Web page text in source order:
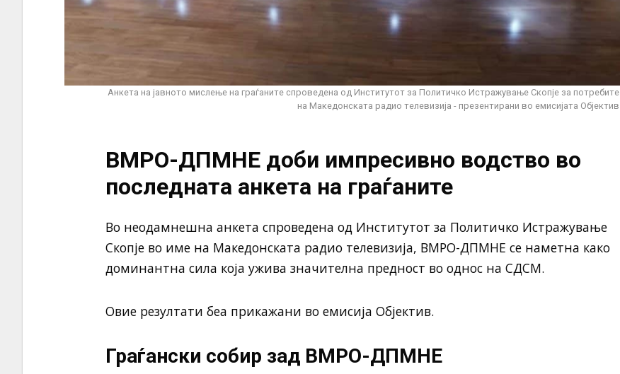
Анкета на јавното мислење на граѓаните спроведена од Институтот за Политичко Истражување Скопје за потребите
на Македонската радио телевизија - презентирани во емисијата Објектив
ВМРО-ДПМНЕ доби импресивно водство во
последната анкета на граѓаните
Во неодамнешна анкета спроведена од Институтот за Политичко Истражување
Скопје во име на Македонската радио телевизија, ВМРО-ДПМНЕ се наметна како
доминантна сила која ужива значителна предност во однос на СДСМ.
Овие резултати беа прикажани во емисија Објектив.
Граѓански собир зад ВМРО-ДПМНЕ